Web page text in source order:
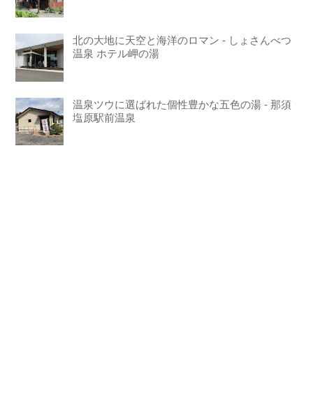
北の大地に天空と海洋のロマン - しょさんべつ
温泉 ホテル岬の湯
温泉ツウに選ばれた個性豊かな五色の湯 - 那須
塩原駅前温泉